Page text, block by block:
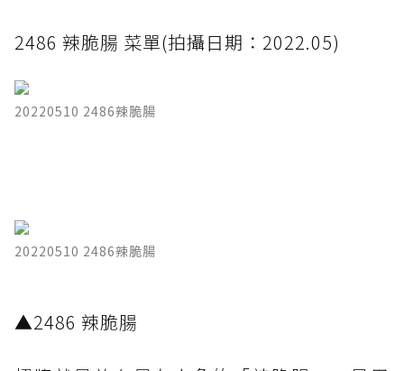
2486 辣脆腸 菜單(拍攝日期：2022.05)
20220510 2486辣脆腸
20220510 2486辣脆腸
​▲2486 辣脆腸